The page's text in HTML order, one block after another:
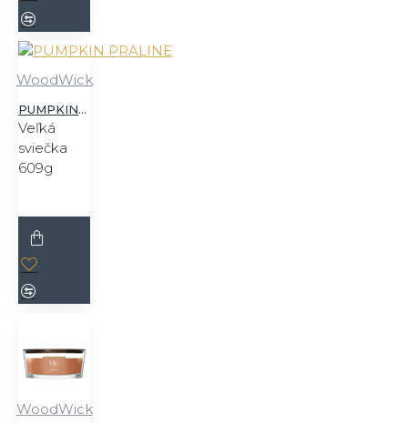
WoodWick
PUMPKIN PRALINE
Veľká
sviečka
609g
WoodWick